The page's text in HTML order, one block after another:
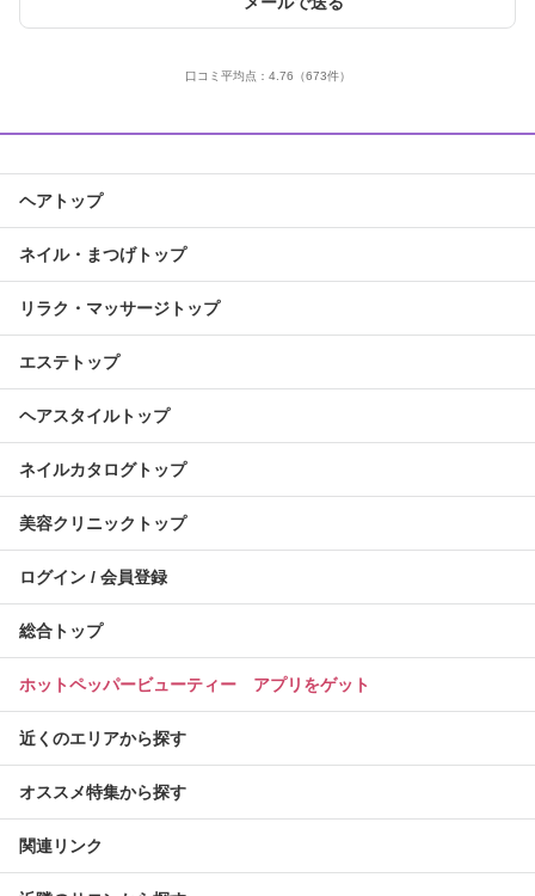
口コミ平均点： 4.76 （673件）
ヘアトップ
ネイル・まつげトップ
リラク・マッサージトップ
エステトップ
ヘアスタイルトップ
ネイルカタログトップ
美容クリニックトップ
ログイン / 会員登録
総合トップ
ホットペッパービューティー アプリをゲット
近くのエリアから探す
オススメ特集から探す
関連リンク